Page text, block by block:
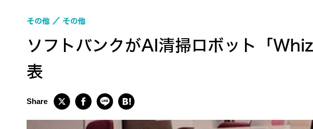
ソフトバンクがAI清掃ロボット「
表
その他 その他